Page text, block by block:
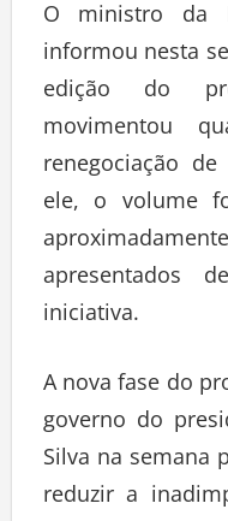
O ministro da
informou nesta
edição do
movimentou
renegociação
ele, o volume
apresentados
iniciativa.
A nova fase do
governo do
Silva na semana
reduzir a